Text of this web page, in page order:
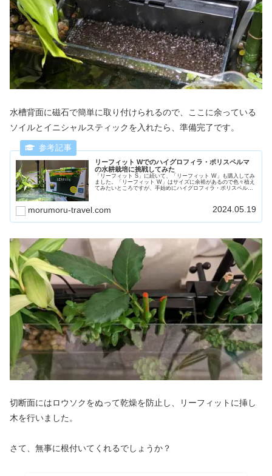
水槽背面に磁石で簡単に取り付けられるので、ここに余っている
ソイルとイニシャルスティックを入れたら、準備完了です。
リーフィット Wでのハイグロフィラ・ポリスペルマ
の水耕栽培に挑戦してみた
「リーフィット S」に続いて、「リーフィット W」も購入してみ
ました。「リーフィット W」はサイズに余裕があるので色々植え
てみたいところですが、手始めにハイグロフィラ・ポリスペルマ
morumoru-travel.com 2024.05.19
切断面にはロウソクをぬって乾燥を防止し、リーフィットに挿し
木を行いました。
さて、無事に根付いてくれるでしょうか？